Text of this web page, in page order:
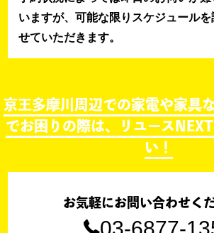
いますが、可能な限りスケジュール
せていただきます。
京王多摩川周辺での家電や家具
でお困りの際は、リユース
い！
お気軽にお問い合わせく